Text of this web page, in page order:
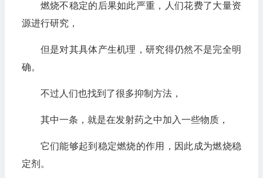
燃烧不稳定的后果如此严重，人们花费了大量资
源进行研究，
但是对其具体产生机理，研究得仍然不是完全明
确。
不过人们也找到了很多抑制方法，
其中一条，就是在发射药之中加入一些物质，
它们能够起到稳定燃烧的作用，因此成为燃烧稳
定剂。